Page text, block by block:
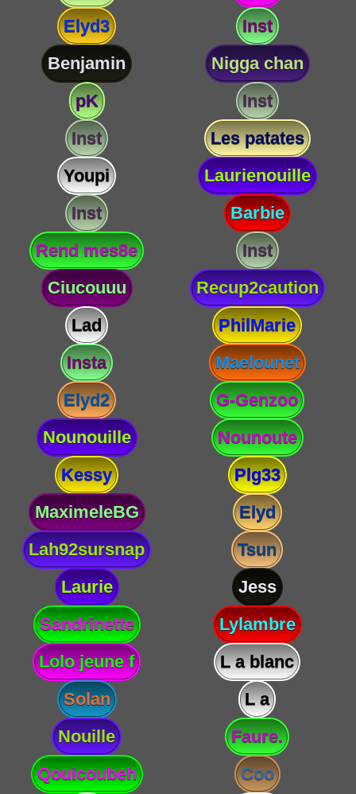
Elyd3
Inst
Benjamin
Nigga chan
pK
Inst
Inst
Les patates
Youpi
Laurienouille
Inst
Barbie
Rend mes8e
Inst
Ciucouuu
Recup2caution
Lad
PhilMarie
Insta
Maelounet
Elyd2
G-Genzoo
Nounouille
Nounoute
Kessy
Plg33
MaximeleBG
Elyd
Lah92sursnap
Tsun
Laurie
Jess
Sandrinette
Lylambre
Lolo jeune f
L a blanc
Solan
L a
Nouille
Faure.
Qouicoubeh
Coo